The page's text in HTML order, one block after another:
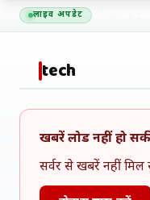
लाइव अपडेट
जागरूकता और साइकिलिंग को बढ़ावा
tech
खबरें लोड नहीं हो
सर्वर से खबरें नहीं मिल